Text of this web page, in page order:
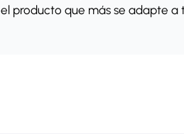
el producto que más se adapte a